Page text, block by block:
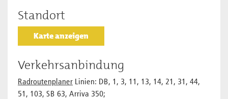
Standort
Karte anzeigen
Verkehrsanbindung
Radroutenplaner Linien: DB, 1, 3, 11, 13, 14, 21, 31, 44,
51, 103, SB 63, Arriva 350;